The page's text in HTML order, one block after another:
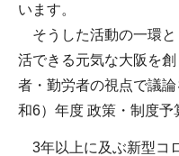
います。
そうした活動の一環と
活できる元気な大阪を
者・勤労者の視点で議
和6）年度 政策・制度予
3年以上に及ぶ新型コ